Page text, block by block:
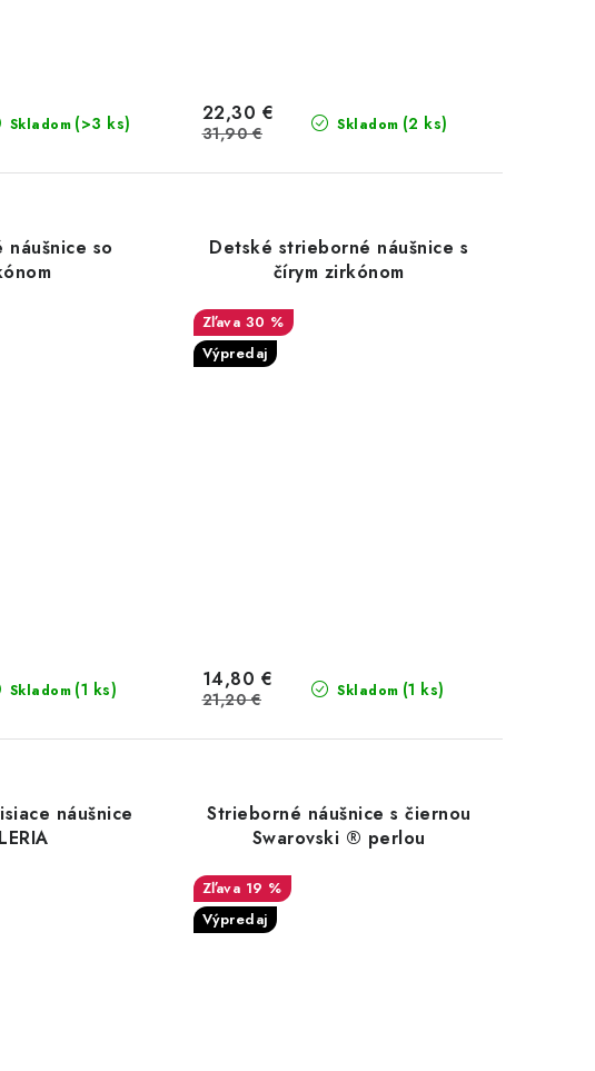
Skladom (>3 ks) Skladom (2 ks)
22,30 €
31,90 €
so
Skladom (1 ks)
Detské strieborné náušnice s
čírym zirkónom
30 %
Výpredaj
Skladom (1 ks)
14,80 €
21,20 €
náušnice
Strieborné náušnice s čiernou
Swarovski ® perlou
19 %
Výpredaj